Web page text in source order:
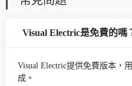
Visual Electric是免費的嗎
Visual Electric提供免費版本，
成。